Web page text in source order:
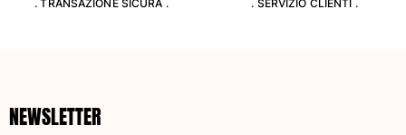
Pantaloni
Camicie
. TRANSAZIONE SICURA . . SERVIZIO CLIENTI .
NEWSLETTER